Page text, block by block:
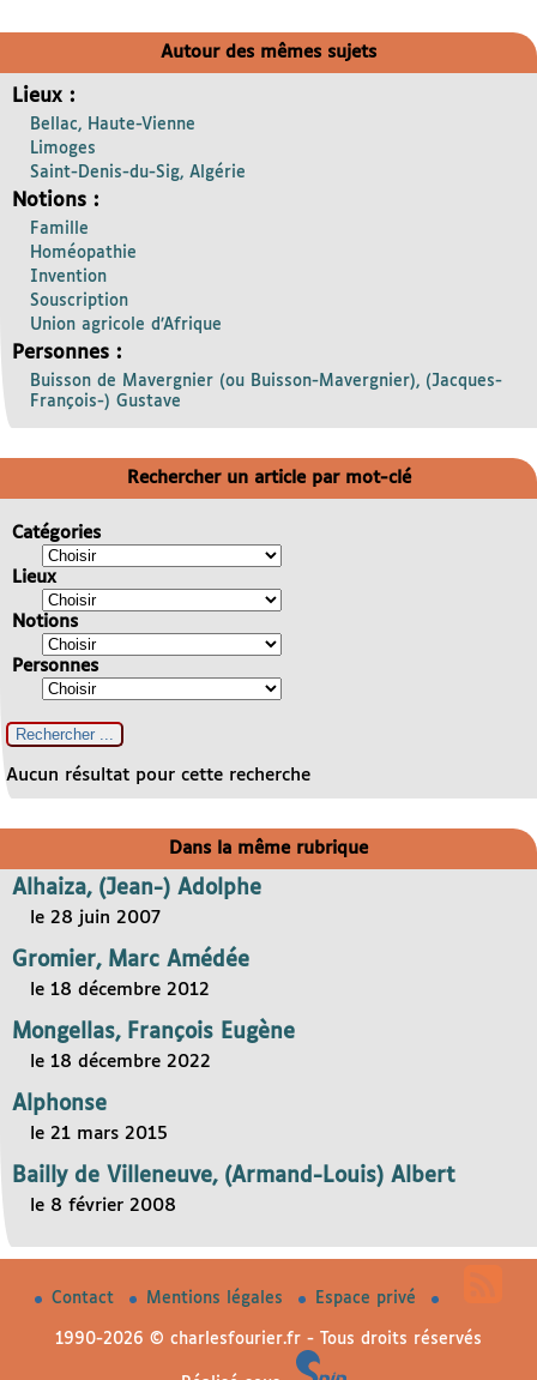
Autour des mêmes sujets
Lieux :
Bellac, Haute-Vienne
Limoges
Saint-Denis-du-Sig, Algérie
Notions :
Famille
Homéopathie
Invention
Souscription
Union agricole d’Afrique
Personnes :
Buisson de Mavergnier (ou Buisson-Mavergnier), (Jacques-
François-) Gustave
Rechercher un article par mot-clé
Catégories
Lieux
Notions
Personnes
Aucun résultat pour cette recherche
Dans la même rubrique
Alhaiza, (Jean-) Adolphe
le 28 juin 2007
Gromier, Marc Amédée
le 18 décembre 2012
Mongellas, François Eugène
le 18 décembre 2022
Alphonse
le 21 mars 2015
Bailly de Villeneuve, (Armand-Louis) Albert
le 8 février 2008
Contact Mentions légales Espace privé
1990-2026 © charlesfourier.fr - Tous droits réservés